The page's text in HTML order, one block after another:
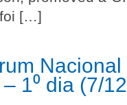
foi […]
1⁰ dia (7/